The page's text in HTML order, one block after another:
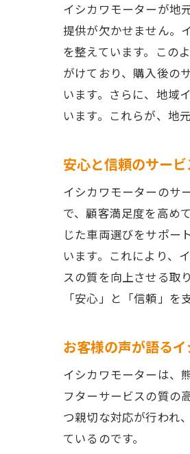
イシカワモーターが地
提供が欠かせません。
を整えています。この
がけており、購入後の
います。さらに、地域
います。これらが、地
安心と信頼のサー
イシカワモーターのサ
で、顧客満足度を高め
じた車両選びをサポー
います。これにより、
スの質を向上させる取
「安心」と「信頼」を
お客様の声が語る
イシカワモーターは、
フターサービスの質の
つ親切な対応が行われ
ているのです。